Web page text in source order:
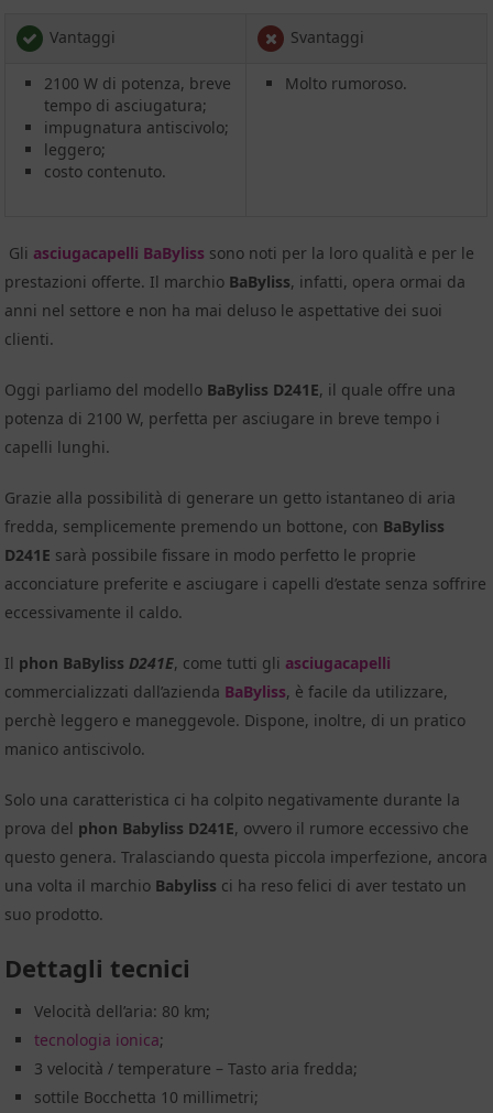
Vantaggi Svantaggi
2100 W di potenza, breve
tempo di asciugatura;
impugnatura antiscivolo;
leggero;
costo contenuto.
Molto rumoroso.
Gli asciugacapelli BaByliss sono noti per la loro qualità e per le
prestazioni offerte. Il marchio BaByliss, infatti, opera ormai da
anni nel settore e non ha mai deluso le aspettative dei suoi
clienti.
Oggi parliamo del modello BaByliss D241E, il quale offre una
potenza di 2100 W, perfetta per asciugare in breve tempo i
capelli lunghi.
Grazie alla possibilità di generare un getto istantaneo di aria
fredda, semplicemente premendo un bottone, con BaByliss
D241E sarà possibile fissare in modo perfetto le proprie
acconciature preferite e asciugare i capelli d’estate senza soffrire
eccessivamente il caldo.
Il phon BaByliss D241E, come tutti gli asciugacapelli
commercializzati dall’azienda BaByliss, è facile da utilizzare,
perchè leggero e maneggevole. Dispone, inoltre, di un pratico
manico antiscivolo.
Solo una caratteristica ci ha colpito negativamente durante la
prova del phon Babyliss D241E, ovvero il rumore eccessivo che
questo genera. Tralasciando questa piccola imperfezione, ancora
una volta il marchio Babyliss ci ha reso felici di aver testato un
suo prodotto.
Dettagli tecnici
Velocità dell’aria: 80 km;
tecnologia ionica;
3 velocità / temperature – Tasto aria fredda;
sottile Bocchetta 10 millimetri;